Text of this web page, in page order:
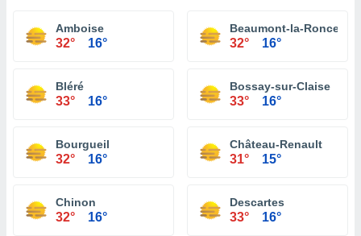
Amboise
32° 16°
Beaumont-la-Ronce
32° 16°
Bléré
33° 16°
Bossay-sur-Claise
33° 16°
Bourgueil
32° 16°
Château-Renault
31° 15°
Chinon
32° 16°
Descartes
33° 16°